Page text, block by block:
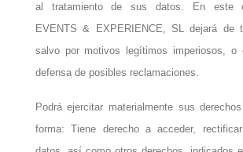
al tratamiento de sus datos. En este
EVENTS & EXPERIENCE, SL dejará de
salvo por motivos legítimos imperiosos,
defensa de posibles reclamaciones.
Podrá ejercitar materialmente sus
forma: Tiene derecho a acceder,